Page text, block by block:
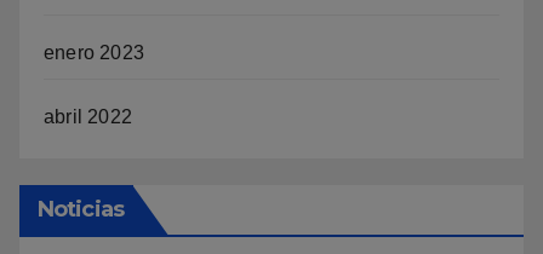
enero 2023
abril 2022
Noticias